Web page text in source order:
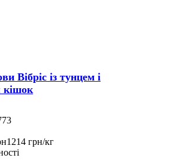
Вібріс із тунцем і
кішок
1214 грн/кг